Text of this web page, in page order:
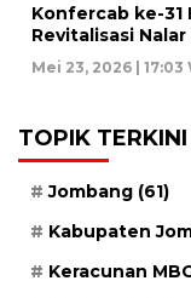
Konfercab ke-31
Revitalisasi
Mei 23, 2026 | 17:03
TOPIK TERKINI
Jombang (61)
Kabupaten
Keracunan